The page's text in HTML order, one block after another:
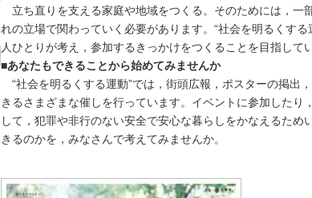
立ち直りを支える家庭や地域をつくる。そのためには，一
れの立場で関わっていく必要があります。“社会を明るくす
人ひとりが考え，参加するきっかけをつくることを目指して
■あなたもできることから始めてみませんか
“社会を明るくする運動”では，街頭広報，ポスターの掲出
きるさまざまな催しを行っています。イベントに参加した
して，犯罪や非行のない安全で安心な暮らしをかなえるた
きるのかを，みなさんで考えてみませんか。